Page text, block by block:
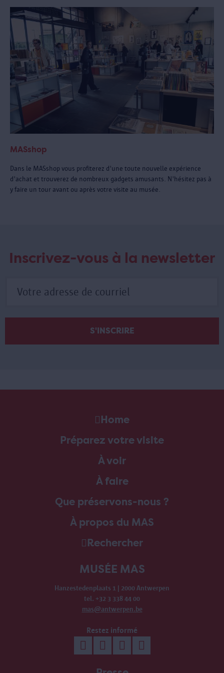
MASshop
Dans le MASshop vous profiterez d'une toute nouvelle expérience
d'achat et trouverez de nombreux gadgets amusants. N'hésitez pas à
y faire un tour avant ou après votre visite au musée.
Inscrivez-vous à la newsletter
Home
Préparez votre visite
À voir
À faire
Que préservons-nous ?
À propos du MAS
Rechercher
MUSÉE MAS
Hanzestedenplaats 1 | 2000 Antwerpen
tel. +32 3 338 44 00
mas@antwerpen.be
Restez informé